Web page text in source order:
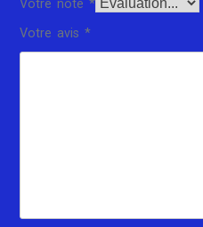
Votre note*
Votre avis*